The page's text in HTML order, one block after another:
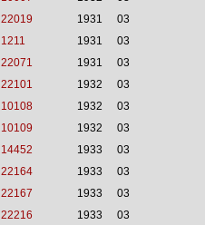
22019 1931 03
1211 1931 03
22071 1931 03
22101 1932 03
10108 1932 03
10109 1932 03
14452 1933 03
22164 1933 03
22167 1933 03
22216 1933 03